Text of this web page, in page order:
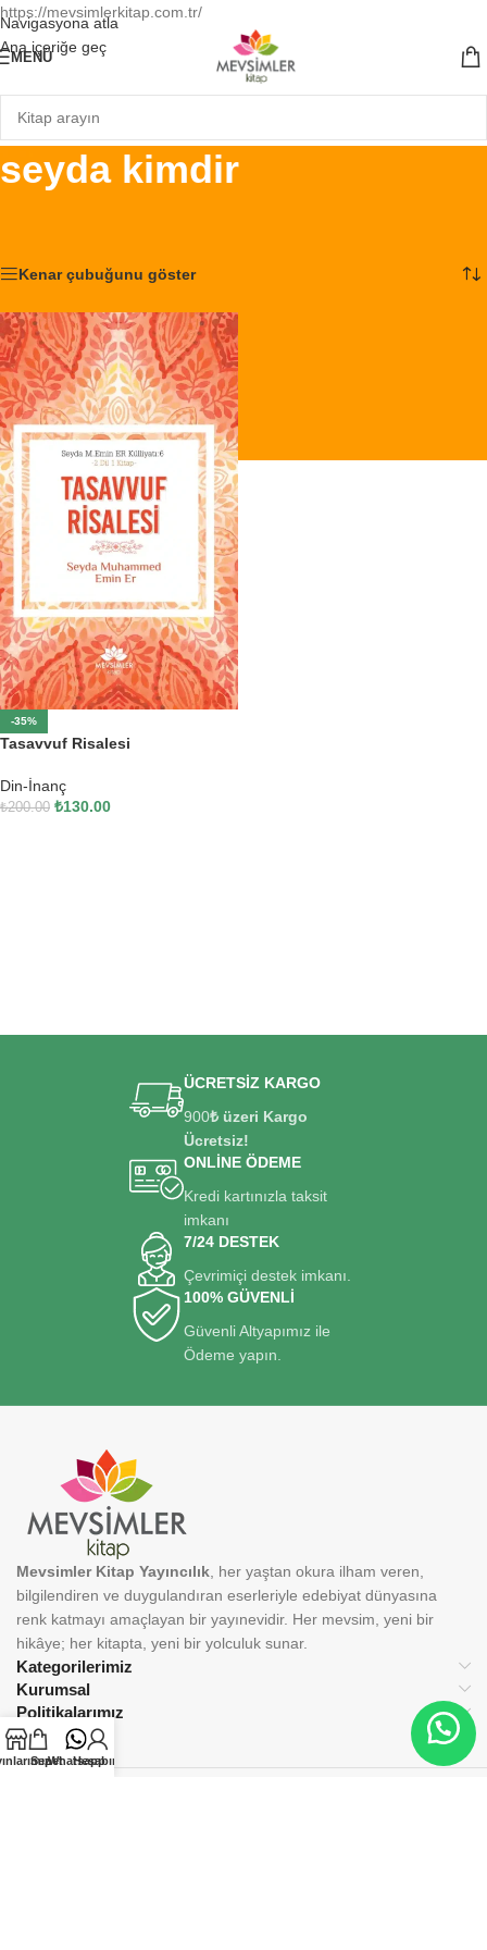
https://mevsimlerkitap.com.tr/
Navigasyona atla
Ana içeriğe geç
MENÜ
seyda kimdir
Kenar çubuğunu göster
-35%
Tasavvuf Risalesi
Din-İnanç
₺200.00 ₺130.00
ÜCRETSİZ KARGO
900₺ üzeri Kargo
Ücretsiz!
ONLİNE ÖDEME
Kredi kartınızla taksit
imkanı
7/24 DESTEK
Çevrimiçi destek imkanı.
100% GÜVENLİ
Güvenli Altyapımız ile
Ödeme yapın.
Kategorilerimiz
Kurumsal
Politikalarımız
Mevsimler Kitap Yayıncılık , her yaştan okura ilham veren,
bilgilendiren ve duygulandıran eserleriyle edebiyat dünyasına
renk katmayı amaçlayan bir yayınevidir. Her mevsim, yeni bir
hikâye; her kitapta, yeni bir yolculuk sunar.
SepetWhatsapp
Hesabım